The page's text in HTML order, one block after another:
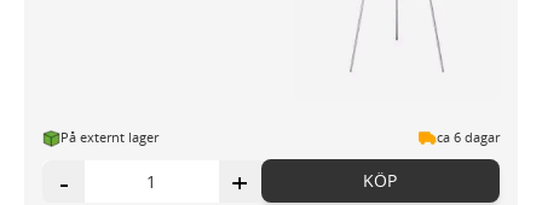
På externt lager ca 6 dagar
- + KÖP